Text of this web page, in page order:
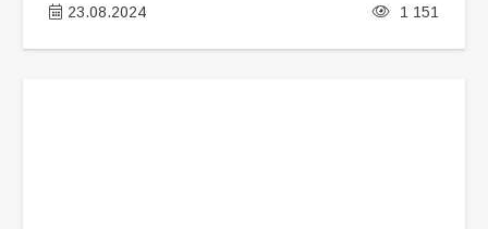
23.08.2024 1 151